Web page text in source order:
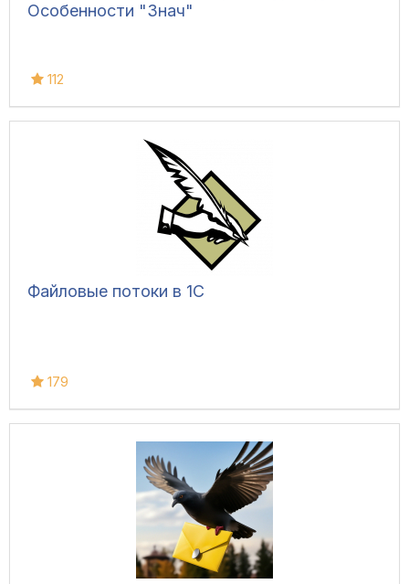
Особенности "Знач"
112
Файловые потоки в 1С
179